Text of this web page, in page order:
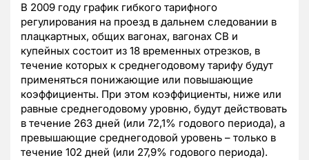
В 2009 году график гибкого тарифного
регулирования на проезд в дальнем следовании в
плацкартных, общих вагонах, вагонах СВ и
купейных состоит из 18 временных отрезков, в
течение которых к среднегодовому тарифу будут
применяться понижающие или повышающие
коэффициенты. При этом коэффициенты, ниже или
равные среднегодовому уровню, будут действовать
в течение 263 дней (или 72,1% годового периода), а
превышающие среднегодовой уровень – только в
течение 102 дней (или 27,9% годового периода).